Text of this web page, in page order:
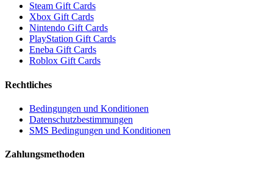
Steam Gift Cards
Xbox Gift Cards
Nintendo Gift Cards
PlayStation Gift Cards
Eneba Gift Cards
Roblox Gift Cards
Rechtliches
Bedingungen und Konditionen
Datenschutzbestimmungen
SMS Bedingungen und Konditionen
Zahlungsmethoden